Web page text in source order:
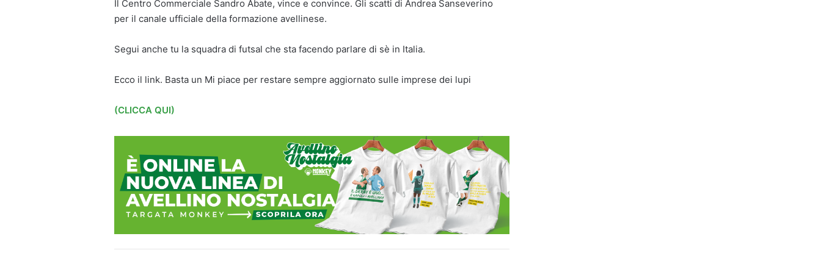
Il Centro Commerciale Sandro Abate, vince e convince. Gli scatti di Andrea Sanseverino
per il canale ufficiale della formazione avellinese.
Segui anche tu la squadra di futsal che sta facendo parlare di sè in Italia.
Ecco il link. Basta un Mi piace per restare sempre aggiornato sulle imprese dei lupi
(CLICCA QUI)